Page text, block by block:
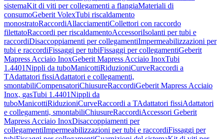
sistemaKit di viti per collegamenti a flangiaMateriali di
consumoGeberit VolexTubi riscaldamento
monostratoRaccordiAllacciamentiCollettori con raccordo
filettatoRaccordi per riscaldamentoAccessoriIsolanti per tubi e
raccordiDisaccoppiamenti per collegamentiImpermeabilizzazioni per
tubi e raccordiFissaggi per tubiFissaggi per collegamentiGeberit
Mapress Acciaio InoxGeberit Mapress Acciaio InoxTubi
1.4401Nippli da tuboManicottiRiduzioniCurveRaccordi a
TAdattatori fissiAdattatori e collegamenti,
smontabiliCompensatoriChiusureRaccordiGeberit Mapress Acciaio
Inox, gasTubi 1.4401Nippli da
tuboManicottiRiduzioniCurveRaccordi a TAdattatori fissiAdattatori
e collegamenti, smontabiliChiusureRaccordiAccessori Geberit
Mapress Acciaio InoxDisaccoppiamenti per
collegamentiImpermeabilizzazioni per tubi e raccordiFissaggi per